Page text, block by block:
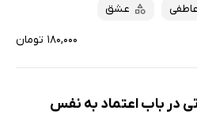
عشق
۱۸۰,۰۰۰ تومان
در باب اعتماد به نفس